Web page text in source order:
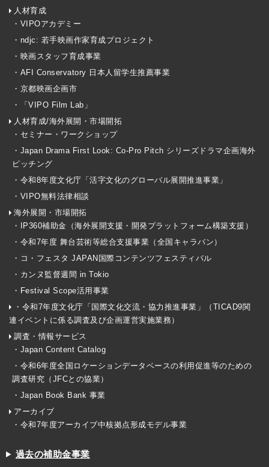
人材育成
・VIPOアカデミー
・ndjc: 若手映画作家育成プロジェクト
・映画スタッフ育成事業
・AFI Conservatory 日本人留学生推薦事業
・京都映画企画市
・「VIPO Film Lab」
人材育成/海外展開・市場開拓
・セミナー・ワークショップ
・Japan Drama First Look: Co-Pro Pitch シリーズドラマ企画海外
ピッチング
・令和8年度文化庁「活字文化のグローバル展開推進事業」
・VIPO無料法律相談
海外展開・市場開拓
・IP360補助金（海外展開支援・開発プラットフォーム構築支援）
・令和7年度 舞台芸術等総合支援事業（全国キャラバン）
・コ・フェスタ JAPAN国際コンテンツフェスティバル
・カンヌ監督週間 in Tokio
・Festival Scope活用事業
・令和7年度文化庁「国際文化交流・協力推進事業」（TICAD9関
連イベントに係る調査及び企画運営実施業務）
調査・情報サービス
・Japan Content Catalog
・令和6年度全国ロケーションデータベースの利用促進等のための
調査研究（JFCとの協業）
・Japan Book Bank 事業
アーカイブ
・令和7年度アーカイブ中核拠点形成モデル事業
過去の補助金事業